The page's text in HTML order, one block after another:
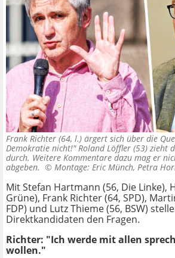
Frank Richter (64, l.) ärgert sich über die
Demokratie nicht!" Roland Löffler (53) zieht
durch. Weitere Kommentare dazu mag er
abgeben. © Montage: Eric Münch, Petra
Mit Stefan Hartmann (56, Die Linke),
Grüne), Frank Richter (64, SPD),
FDP) und Lutz Thieme (56, BSW)
Direktkandidaten den Fragen.
Richter: "Ich werde mit allen
wollen."